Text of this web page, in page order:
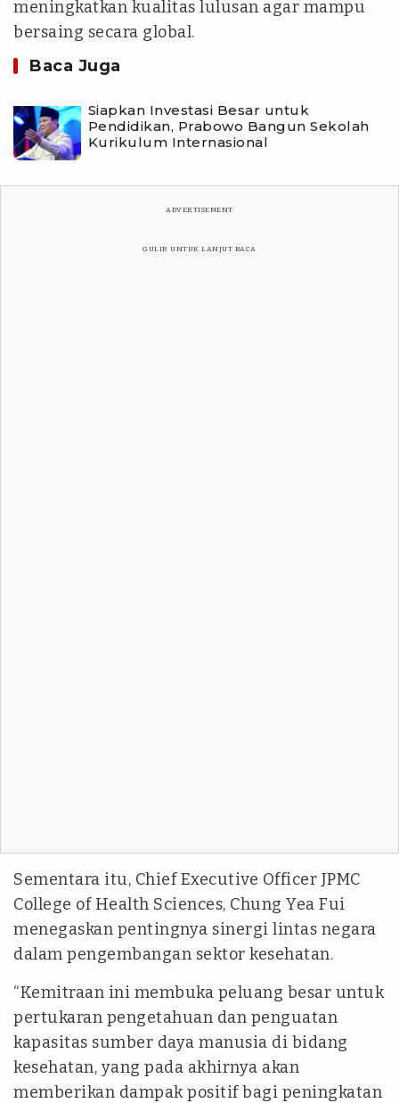
meningkatkan kualitas lulusan agar mampu
bersaing secara global.
Baca Juga
Siapkan Investasi Besar untuk
Pendidikan, Prabowo Bangun Sekolah
Kurikulum Internasional
ADVERTISEMENT
GULIR UNTUK LANJUT BACA
Sementara itu, Chief Executive Officer JPMC
College of Health Sciences, Chung Yea Fui
menegaskan pentingnya sinergi lintas negara
dalam pengembangan sektor kesehatan.
“Kemitraan ini membuka peluang besar untuk
pertukaran pengetahuan dan penguatan
kapasitas sumber daya manusia di bidang
kesehatan, yang pada akhirnya akan
memberikan dampak positif bagi peningkatan